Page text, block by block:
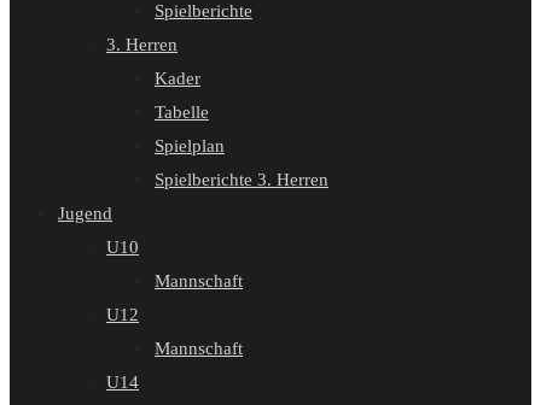
Spielberichte
3. Herren
Kader
Tabelle
Spielplan
Spielberichte 3. Herren
Jugend
U10
Mannschaft
U12
Mannschaft
U14